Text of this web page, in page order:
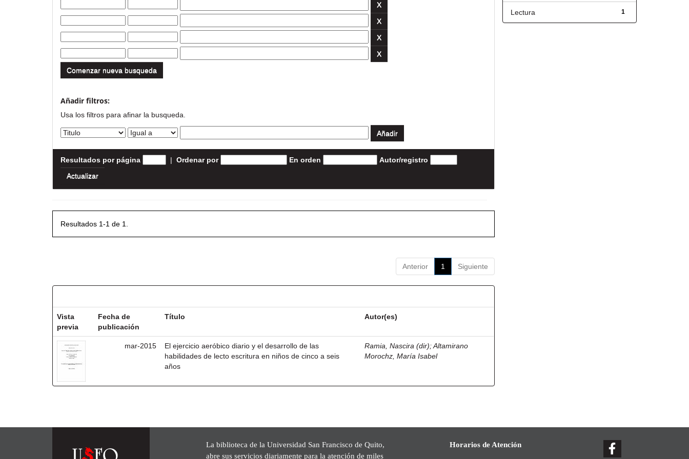
Comenzar nueva busqueda
Añadir filtros:
Usa los filtros para afinar la busqueda.
Resultados por página | Ordenar por En orden Autor/registro
Resultados 1-1 de 1.
Anterior 1 Siguiente
Vista
previa
Fecha de
publicación
Título Autor(es)
mar-2015
El ejercicio aeróbico diario y el desarrollo de las
habilidades de lecto escritura en niños de cinco a seis
años
Ramia, Nascira (dir);Altamirano
Morochz, María Isabel
1
Lectura
La biblioteca de la Universidad San Francisco de Quito,
abre sus servicios diariamente para la atención de miles
Horarios de Atención